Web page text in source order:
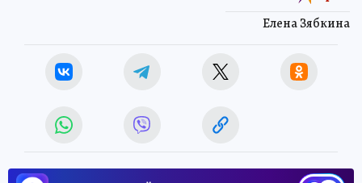
Елена Зябкина